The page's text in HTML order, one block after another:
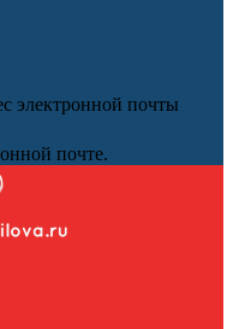
электронной почты
почте.